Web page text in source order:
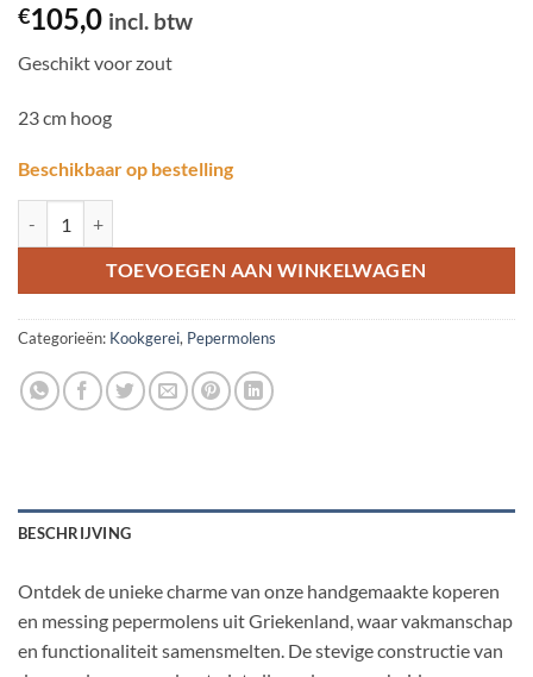
€105,0 incl. btw
Geschikt voor zout
23 cm hoog
Beschikbaar op bestelling
TOEVOEGEN AAN WINKELWAGEN
Categorieën: Kookgerei, Pepermolens
BESCHRIJVING
Ontdek de unieke charme van onze handgemaakte koperen
en messing pepermolens uit Griekenland, waar vakmanschap
en functionaliteit samensmelten. De stevige constructie van